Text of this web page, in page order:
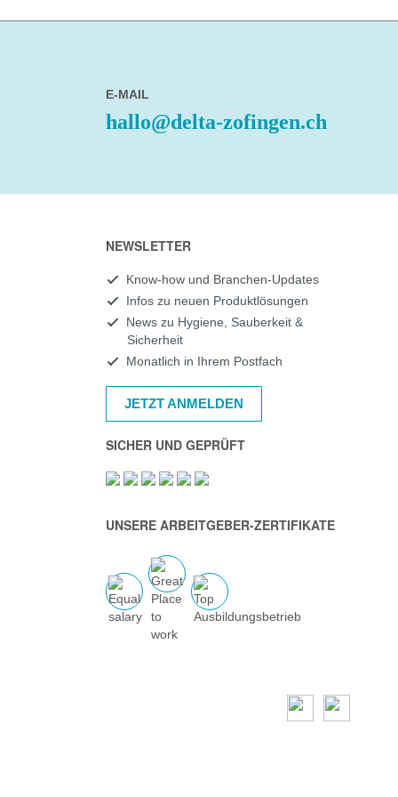
E-MAIL
hallo@delta-zofingen.ch
NEWSLETTER
Know-how und Branchen-Updates
Infos zu neuen Produktlösungen
News zu Hygiene, Sauberkeit &
Sicherheit
Monatlich in Ihrem Postfach
JETZT ANMELDEN
SICHER UND GEPRÜFT
UNSERE ARBEITGEBER-ZERTIFIKATE